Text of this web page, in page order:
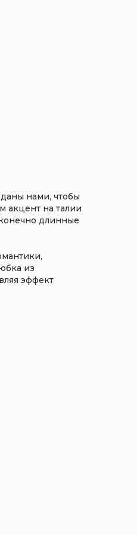
нами, чтобы
акцент на талии
длинные
из
эффект